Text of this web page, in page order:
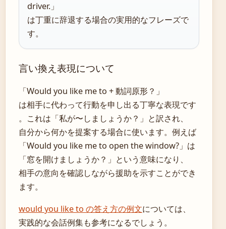
driver.」
は丁重に辞退する場合の実用的なフレーズで
す。
言い換え表現について
「Would you like me to + 動詞原形？」
は相手に代わって行動を申し出る丁寧な表現です
。これは「私が〜しましょうか？」と訳され、
自分から何かを提案する場合に使います。例えば
「Would you like me to open the window?」は
「窓を開けましょうか？」という意味になり、
相手の意向を確認しながら援助を示すことができ
ます。
would you like to の答え方の例文については、
実践的な会話例集も参考になるでしょう。